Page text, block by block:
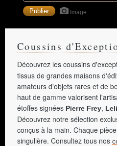
Image
Coussins
Découvrez les coussins
tissus de grandes maisons
amateurs d'objets rares et de
haut de gamme valorisent
étoffes signées Pierre Frey,
Découvrez notre sélection
conçus à la main. Chaque
singulière. Consultez tous nos